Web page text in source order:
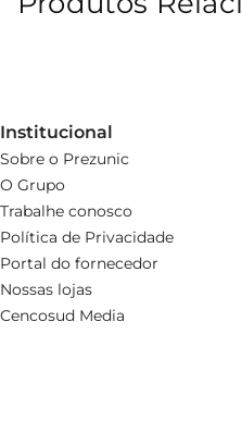
Institucional
Sobre o Prezunic
O Grupo
Trabalhe conosco
Política de Privacidade
Portal do fornecedor
Nossas lojas
Cencosud Media